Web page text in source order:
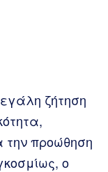
ζήτηση
την προώθηση
ο